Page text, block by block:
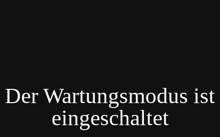
Der Wartungsmodus ist
eingeschaltet